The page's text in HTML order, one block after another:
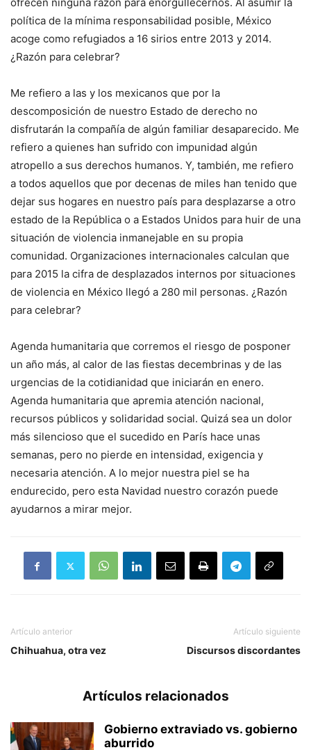
política de la mínima responsabilidad posible, México
acoge como refugiados a 16 sirios entre 2013 y 2014.
¿Razón para celebrar?
Me refiero a las y los mexicanos que por la
descomposición de nuestro Estado de derecho no
disfrutarán la compañía de algún familiar desaparecido. Me
refiero a quienes han sufrido con impunidad algún
atropello a sus derechos humanos. Y, también, me refiero
a todos aquellos que por decenas de miles han tenido que
dejar sus hogares en nuestro país para desplazarse a otro
estado de la República o a Estados Unidos para huir de una
situación de violencia inmanejable en su propia
comunidad. Organizaciones internacionales calculan que
para 2015 la cifra de desplazados internos por situaciones
de violencia en México llegó a 280 mil personas. ¿Razón
para celebrar?
Agenda humanitaria que corremos el riesgo de posponer
un año más, al calor de las fiestas decembrinas y de las
urgencias de la cotidianidad que iniciarán en enero.
Agenda humanitaria que apremia atención nacional,
recursos públicos y solidaridad social. Quizá sea un dolor
más silencioso que el sucedido en París hace unas
semanas, pero no pierde en intensidad, exigencia y
necesaria atención. A lo mejor nuestra piel se ha
endurecido, pero esta Navidad nuestro corazón puede
ayudarnos a mirar mejor.
Artículo anterior
Chihuahua, otra vez
Artículo siguiente
Discursos discordantes
Artículos relacionados
Gobierno extraviado vs. gobierno
aburrido